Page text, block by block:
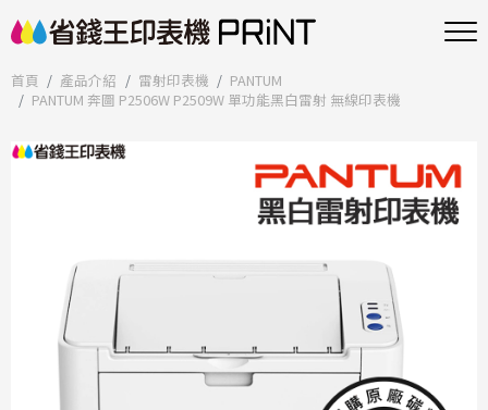
首頁 產品介紹 雷射印表機
PANTUM
PANTUM 奔圖 P2506W P2509W 單功能黑白雷射 無線印表機